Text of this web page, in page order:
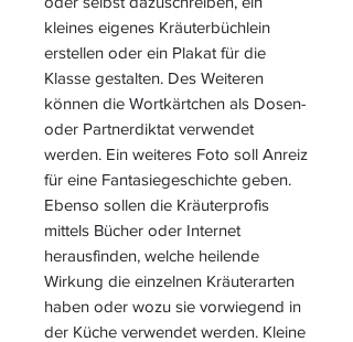
kleines eigenes Kräuterbüchlein
erstellen oder ein Plakat für die
Klasse gestalten. Des Weiteren
können die Wortkärtchen als Dosen-
oder Partnerdiktat verwendet
werden. Ein weiteres Foto soll Anreiz
für eine Fantasiegeschichte geben.
Ebenso sollen die Kräuterprofis
mittels Bücher oder Internet
herausfinden, welche heilende
Wirkung die einzelnen Kräuterarten
haben oder wozu sie vorwiegend in
der Küche verwendet werden. Kleine